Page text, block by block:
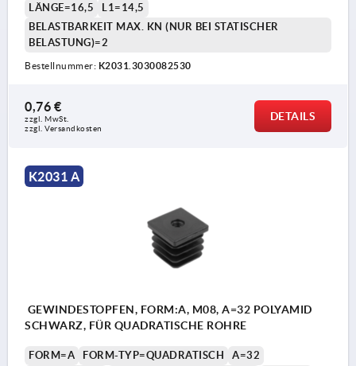
LÄNGE=16,5
L1=14,5
BELASTBARKEIT MAX. KN (NUR BEI STATISCHER
BELASTUNG)=2
Bestellnummer: K2031.3030082530
0,76 €
zzgl. MwSt.
zzgl. Versandkosten
DETAILS
K2031 A
GEWINDESTOPFEN, FORM:A, M08, A=32 POLYAMID
SCHWARZ, FÜR QUADRATISCHE ROHRE
FORM=A FORM-TYP=QUADRATISCH
A=32